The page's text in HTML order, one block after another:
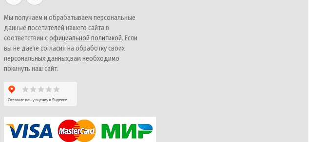
Мы получаем и обрабатываем персональные
данные посетителей нашего сайта в
соответствии софициальной политикой. Если
вы не даете согласия на обработку своих
персональных данных,вам необходимо
покинуть наш сайт.